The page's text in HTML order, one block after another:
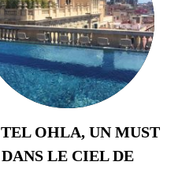
OHLA, UN MUST
DANS LE CIEL DE